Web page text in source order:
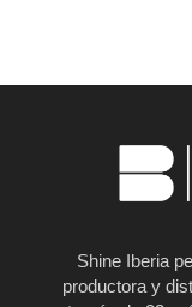
Shine Iberia
productora y